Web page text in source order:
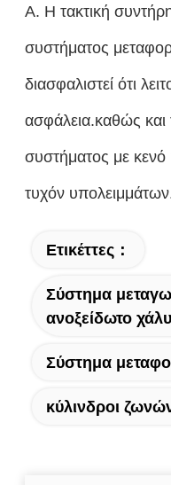
Α. Η τακτική
συστήματος
διασφαλιστεί ότι
ασφάλεια.καθώς και
συστήματος με κενό
τυχόν
Ετικέττες：
Σύστημα
ανοξείδωτο
Σύστημα
κύλινδροι